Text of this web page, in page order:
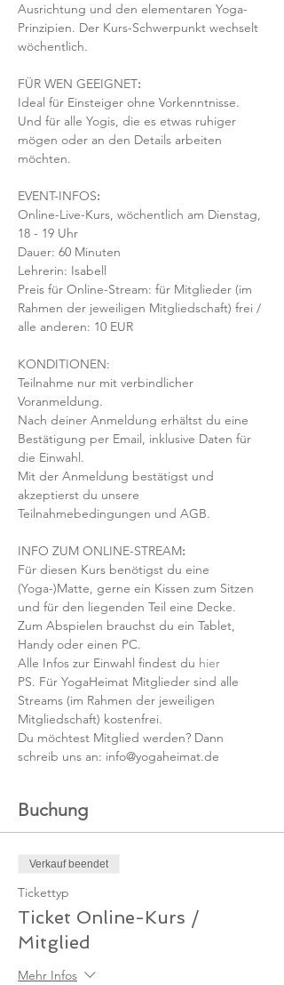
Ausrichtung und den elementaren Yoga-
Prinzipien. Der Kurs-Schwerpunkt wechselt
wöchentlich.
FÜR WEN GEEIGNET:
Ideal für Einsteiger ohne Vorkenntnisse.
Und für alle Yogis, die es etwas ruhiger
mögen oder an den Details arbeiten
möchten.
EVENT-INFOS:
Online-Live-Kurs, wöchentlich am Dienstag,
18 - 19 Uhr
Dauer: 60 Minuten
Lehrerin: Isabell
Preis für Online-Stream: für Mitglieder (im
Rahmen der jeweiligen Mitgliedschaft) frei /
alle anderen: 10 EUR
KONDITIONEN:
Teilnahme nur mit verbindlicher
Voranmeldung.
Nach deiner Anmeldung erhältst du eine
Bestätigung per Email, inklusive Daten für
die Einwahl.
Mit der Anmeldung bestätigst und
akzeptierst du unsere
Teilnahmebedingungen und AGB.
INFO ZUM ONLINE-STREAM:
Für diesen Kurs benötigst du eine
(Yoga-)Matte, gerne ein Kissen zum Sitzen
und für den liegenden Teil eine Decke.
Zum Abspielen brauchst du ein Tablet,
Handy oder einen PC.
Alle Infos zur Einwahl findest du hier
PS. Für YogaHeimat Mitglieder sind alle
Streams (im Rahmen der jeweiligen
Mitgliedschaft) kostenfrei.
Du möchtest Mitglied werden? Dann
schreib uns an: info@yogaheimat.de
Buchung
Verkauf beendet
Tickettyp
Ticket Online-Kurs /
Mitglied
Mehr Infos